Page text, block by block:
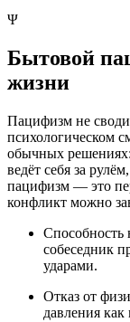
Ψ
Бытовой
жизни
Пацифизм не
психологическом
обычных решениях:
ведёт себя за
пацифизм — это
конфликт можно
Способность
собеседник
ударами.
Отказ от
давления как